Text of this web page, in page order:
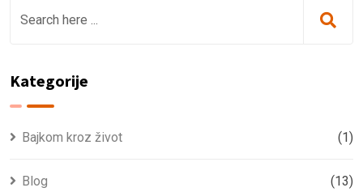
Kategorije
Bajkom kroz život (1)
Blog (13)